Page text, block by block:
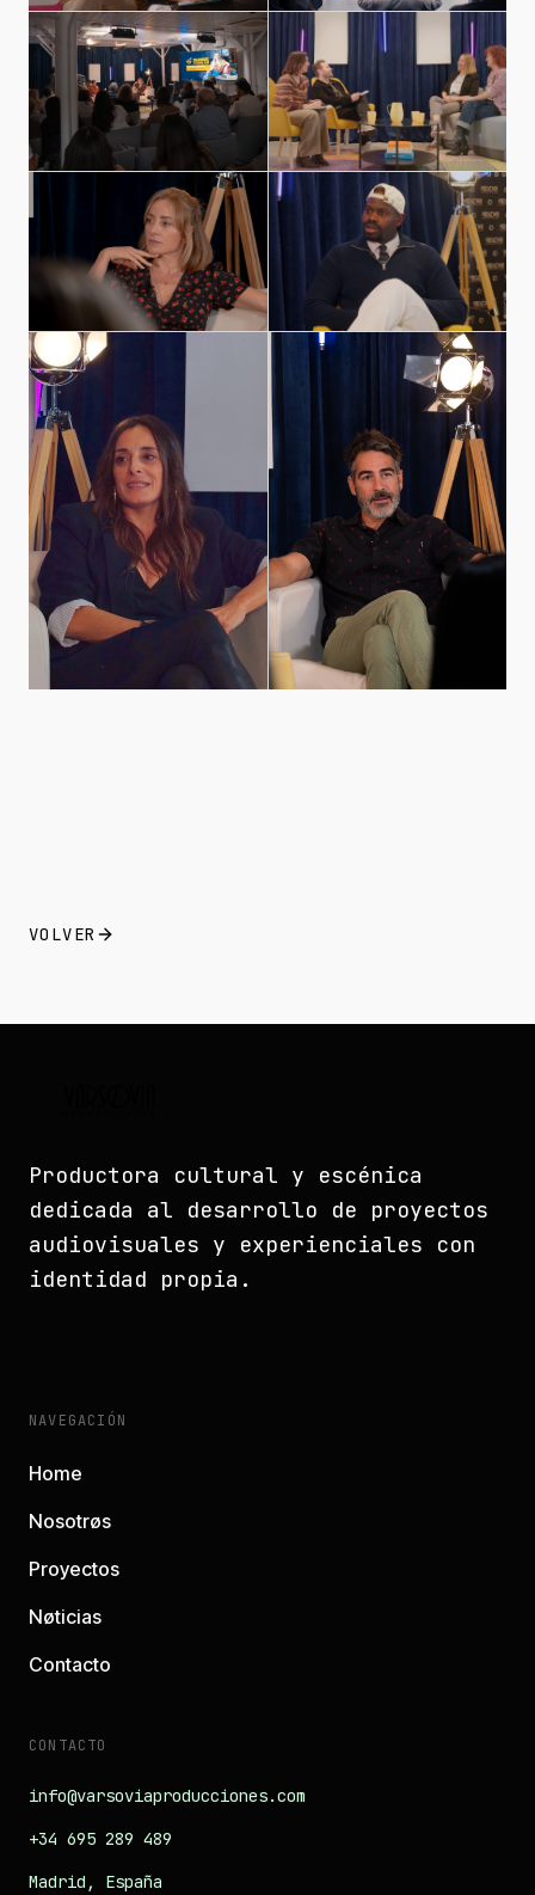
VOLVER
Productora cultural y escénica
dedicada al desarrollo de proyectos
audiovisuales y experienciales con
identidad propia.
NAVEGACIÓN
Home
Nosotrøs
Proyectos
Nøticias
Contacto
CONTACTO
info@varsoviaproducciones.com
+34 695 289 489
Madrid, España